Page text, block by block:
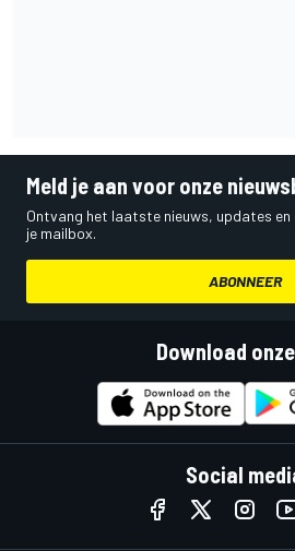
Meld je aan voor onze
Ontvang het laatste nieuws, updates
je mailbox.
ABONNEER
Download
Social